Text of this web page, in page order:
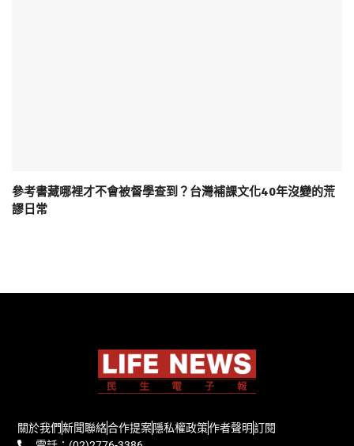
參考書藏哪裡才不會被督學查到？台灣補課文化40年沒變的荒
謬日常
關於我們新聞聯絡合作提案隱私權政策作者聲明訂閱